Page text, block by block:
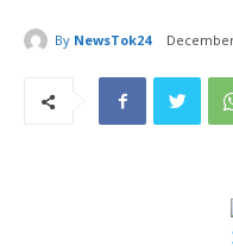
By NewsTok24